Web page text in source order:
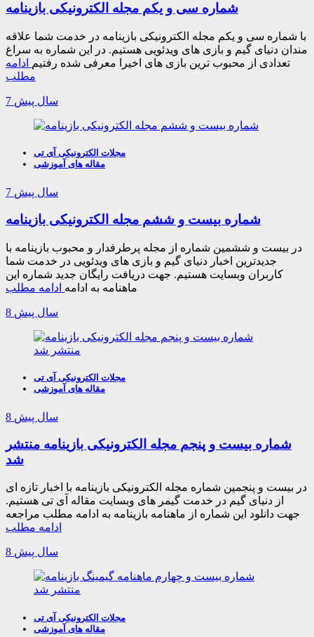
شماره سی و یکم مجله الکترونیکی بازینامه
با شماره سی و یکم مجله الکترونیکی بازینامه در خدمت شما علاقه
مندان دنیای گیم و بازی های ویدئویی هستیم. در این شماره به سراغ
تعدادی از محبوب ترین بازی های اخیرا معرفی شده رفتیم ادامه
مطلب
7 سال پیش
مجلات الکترونیکی آی تی
مقاله های آموزشی
7 سال پیش
شماره بیست و ششم مجله الکترونیکی بازینامه
در بیست و ششمین شماره از مجله پرطرفدار و محبوب بازینامه با
جدیدترین اخبار دنیای گیم و بازی های ویدئویی در خدمت شما
کاربران وبسایت هستیم. جهت دریافت رایگان جدید شماره این
ماهنامه به ادامه ادامه مطلب
8 سال پیش
مجلات الکترونیکی آی تی
مقاله های آموزشی
8 سال پیش
شماره بیست و پنجم مجله الکترونیکی بازینامه منتشر
شد
در بیست و پنجمین شماره مجله الکترونیکی بازینامه با اخبار تازه ای
از دنیای گیم در خدمت گیمر های وبسایت مقاله آی تی هستیم.
جهت دانلود این شماره از ماهنامه بازینامه به ادامه مطلب مراجعه
ادامه مطلب
8 سال پیش
مجلات الکترونیکی آی تی
مقاله های آموزشی